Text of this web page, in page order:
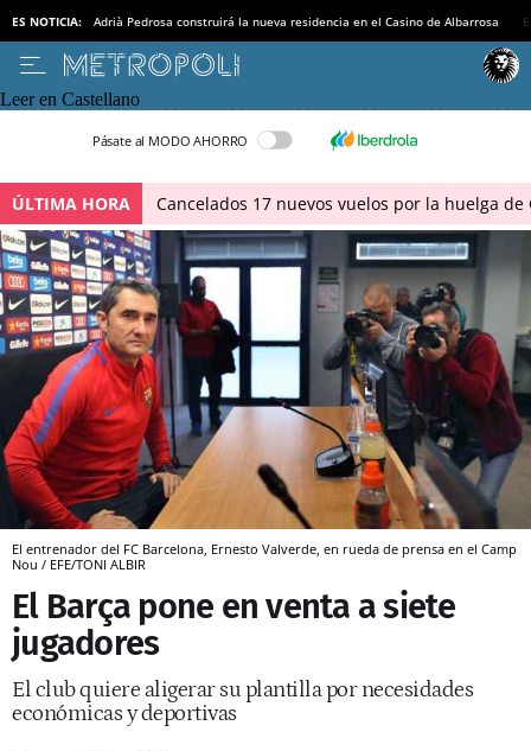
ES NOTICIA: Adrià Pedrosa construirá la nueva residencia en el Casino de Albarrosa
Leer en Castellano
Pásate al MODO AHORRO
ÚLTIMA HORA Cancelados 17 nuevos vuelos por la huelga
El entrenador del FC Barcelona, Ernesto Valverde, en rueda de prensa en el Camp
Nou / EFE/TONI ALBIR
El Barça pone en venta a siete
jugadores
El club quiere aligerar su plantilla por necesidades
económicas y deportivas